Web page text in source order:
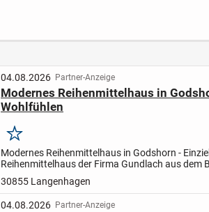
04.08.2026 Partner-Anzeige
Modernes Reihenmittelhaus in
Wohlfühlen
Merken
Modernes Reihenmittelhaus in Godshorn -
Reihenmittelhaus der Firma Gundlach aus dem
modernes Wohnen mit hoher Wohnqualität. Auf
30855 Langenhagen
04.08.2026 Partner-Anzeige